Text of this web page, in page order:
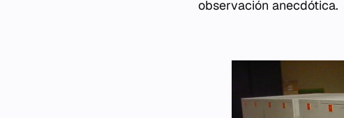
observación anecdótica.